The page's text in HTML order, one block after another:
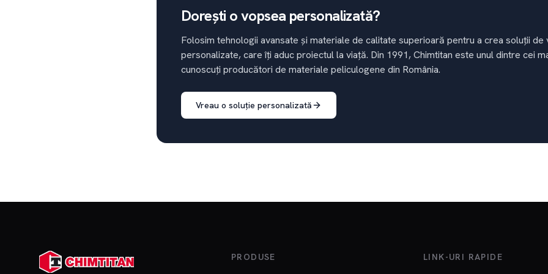
Dorești o vopsea personalizată?
Folosim tehnologii avansate și materiale de calitate superioară pentru a crea soluții de
personalizate, care îți aduc proiectul la viață. Din 1991, Chimtitan este unul dintre cei
cunoscuți producători de materiale peliculogene din România.
Vreau o soluție personalizată
PRODUSE LINK-URI RAPIDE